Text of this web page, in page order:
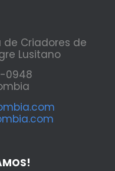
Criadores de
Lusitano
0948